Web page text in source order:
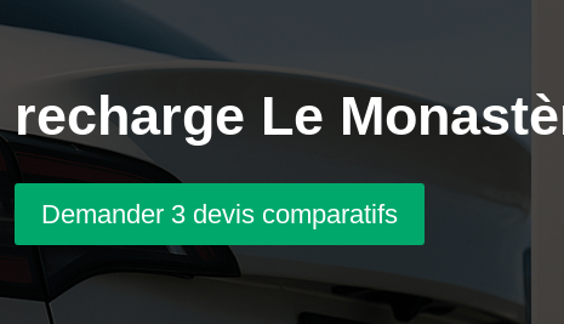
Le
Demander 3 devis comparatifs